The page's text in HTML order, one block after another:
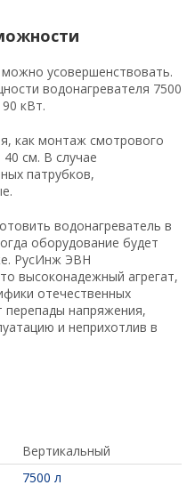
усовершенствовать.
водонагревателя 7500
кВт.
как монтаж смотрового
см. В случае
патрубков,
водонагреватель в
оборудование будет
РусИнж ЭВН
высоконадежный агрегат,
отечественных
перепады напряжения,
и неприхотлив в
Вертикальный
7500 л